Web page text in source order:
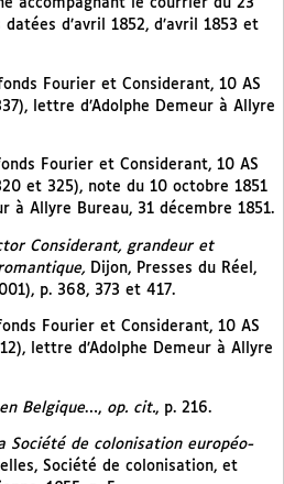
accompagnant le courrier du 23
d’avril 1852, d’avril 1853 et
Fourier et Considerant, 10 AS
lettre d’Adolphe Demeur à Allyre
Fourier et Considerant, 10 AS
et 325), note du 10 octobre 1851
à Allyre Bureau, 31 décembre 1851.
Considerant, grandeur et
Dijon, Presses du Réel,
p. 368, 373 et 417.
Fourier et Considerant, 10 AS
lettre d’Adolphe Demeur à Allyre
Belgique…, op. cit., p. 216.
Société de colonisation européo-
Société de colonisation, et